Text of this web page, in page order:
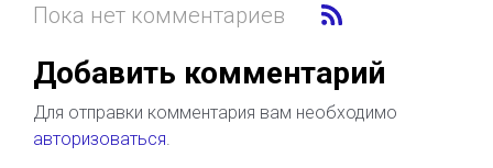
Пока нет комментариев
Добавить комментарий
Для отправки комментария вам необходимо
авторизоваться.